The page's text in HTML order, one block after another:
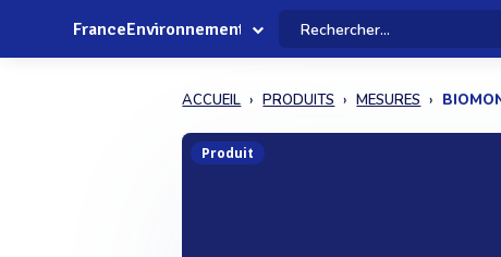
FranceEnvironnement
ACCUEIL PRODUITS MESURES
Produit